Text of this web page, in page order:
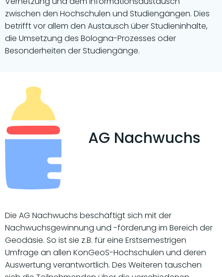
zwischen den Hochschulen und Studiengängen. Dies
betrifft vor allem den Austausch über Studieninhalte,
die Umsetzung des Bologna-Prozesses oder
Besonderheiten der Studiengänge.
AG Nachwuchs
Die AG Nachwuchs beschäftigt sich mit der
Nachwuchsgewinnung und -förderung im Bereich der
Geodäsie. So ist sie z.B. für eine Erstsemestrigen
Umfrage an allen KonGeoS-Hochschulen und deren
Auswertung verantwortlich. Des Weiteren tauschen